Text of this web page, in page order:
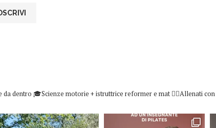
da dentro 🎓Scienze motorie + istruttrice reformer e mat 👇🏻Allenati